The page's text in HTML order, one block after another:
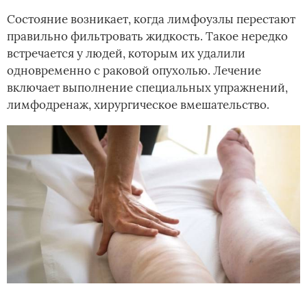
Состояние возникает, когда лимфоузлы перестают
правильно фильтровать жидкость. Такое нередко
встречается у людей, которым их удалили
одновременно с раковой опухолью. Лечение
включает выполнение специальных упражнений,
лимфодренаж, хирургическое вмешательство.